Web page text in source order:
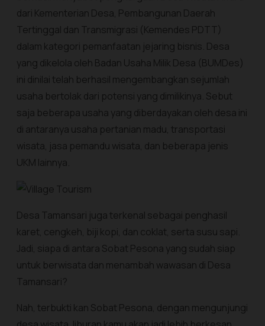
dari Kementerian Desa, Pembangunan Daerah
Tertinggal dan Transmigrasi (Kemendes PDTT)
dalam kategori pemanfaatan jejaring bisnis. Desa
yang dikelola oleh Badan Usaha Milik Desa (BUMDes)
ini dinilai telah berhasil mengembangkan sejumlah
usaha bertolak dari potensi yang dimilikinya. Sebut
saja beberapa usaha yang diberdayakan oleh desa ini
di antaranya usaha pertanian madu, transportasi
wisata, jasa pemandu wisata, dan beberapa jenis
UKM lainnya.
Desa Tamansari juga terkenal sebagai penghasil
karet, cengkeh, biji kopi, dan coklat, serta susu sapi.
Jadi, siapa di antara Sobat Pesona yang sudah siap
untuk berwisata dan menambah wawasan di Desa
Tamansari?
Nah, terbukti kan Sobat Pesona, dengan mengunjungi